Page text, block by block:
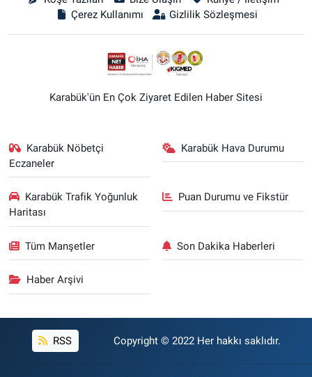
Çerez Kullanımı
Gizlilik Sözleşmesi
Karabük'ün En Çok Ziyaret Edilen Haber Sitesi
Karabük Nöbetçi
Eczaneler
Karabük Hava Durumu
Karabük Trafik Yoğunluk
Haritası
Puan Durumu ve Fikstür
Tüm Manşetler Son Dakika Haberleri
Haber Arşivi
RSS Copyright © 2022 Her hakkı saklıdır.